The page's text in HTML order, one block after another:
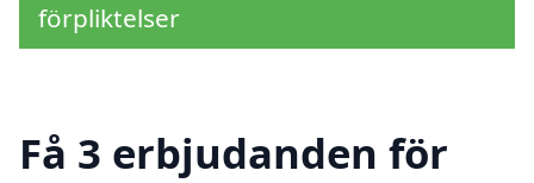
förpliktelser
Få 3 erbjudanden för